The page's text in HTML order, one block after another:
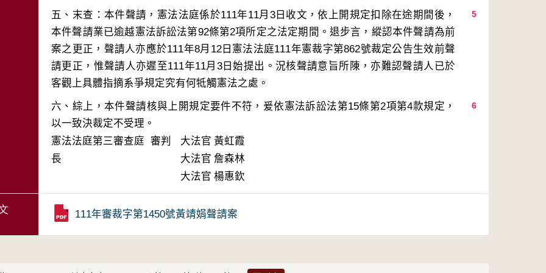
5
五、末查：本件聲請，憲法法庭係於111年11月3日收文，依上開規定扣除在途期間後，
本件聲請業已逾越憲法訴訟法第92條第2項所定之法定期間。退步言，縱認本件聲請為前
案之更正，聲請人亦應於111年8月12日憲法法庭111年憲裁字第862號裁定公告生效前聲
請更正，惟聲請人亦遲至111年11月3日始提出。況核聲請意旨所陳，亦難認聲請人已於
6
六、綜上，本件聲請核與上開規定要件不符，爰依憲法訴訟法第15條第2項第4款規定，
以一致決裁定不受理。
憲法法庭第三審查庭 審判
長
大法官 黃虹霞
大法官 詹森林
大法官 楊惠欽
111年審裁字第1450號黃靖娟聲請案